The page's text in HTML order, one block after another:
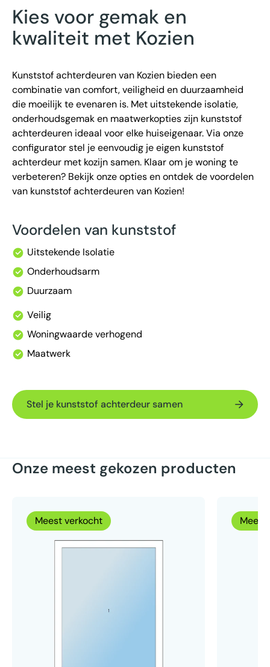
Kies voor gemak en
kwaliteit met Kozien
Kunststof achterdeuren van Kozien bieden een
combinatie van comfort, veiligheid en duurzaamheid
die moeilijk te evenaren is. Met uitstekende isolatie,
onderhoudsgemak en maatwerkopties zijn kunststof
achterdeuren ideaal voor elke huiseigenaar. Via onze
configurator stel je eenvoudig je eigen kunststof
achterdeur met kozijn samen. Klaar om je woning te
verbeteren? Bekijk onze opties en ontdek de voordelen
van kunststof achterdeuren van Kozien!
Voordelen van kunststof
Uitstekende Isolatie
Onderhoudsarm
Duurzaam
Veilig
Woningwaarde verhogend
Maatwerk
Stel je kunststof achterdeur samen
Onze meest gekozen producten
Meest verkocht Meest